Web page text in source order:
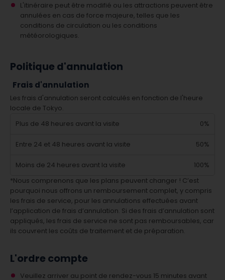
L'itinéraire peut être modifié ou les attractions peuvent être
annulées en cas de force majeure, telles que les
conditions de circulation ou les conditions
météorologiques.
Politique d'annulation
Frais d'annulation
Les frais d'annulation seront calculés en fonction de l'heure
locale de Tokyo.
Plus de 48 heures avant la visite
0%
Entre 24 et 48 heures avant la visite 50%
Moins de 24 heures avant la visite
100%
*Nous comprenons que les plans peuvent changer ! C’est
pourquoi nous offrons un remboursement complet, y compris
les frais de service, pour les annulations effectuées avant
l’application de frais d’annulation. Si des frais d’annulation sont
appliqués, les frais de service ne sont pas remboursables, car
ils couvrent les coûts de traitement et de préparation.
L'ordre compte
Veuillez arriver au point de rendez-vous 15 minutes avant